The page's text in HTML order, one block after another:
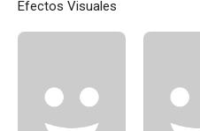
Efectos Visuales